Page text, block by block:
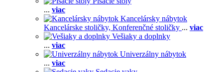
... viac
Kancelársky nábytok
Kancelárske stoličky, Konferenčné stoličky ... viac
Vešiaky a doplnky
... viac
Univerzálny nábytok
... viac